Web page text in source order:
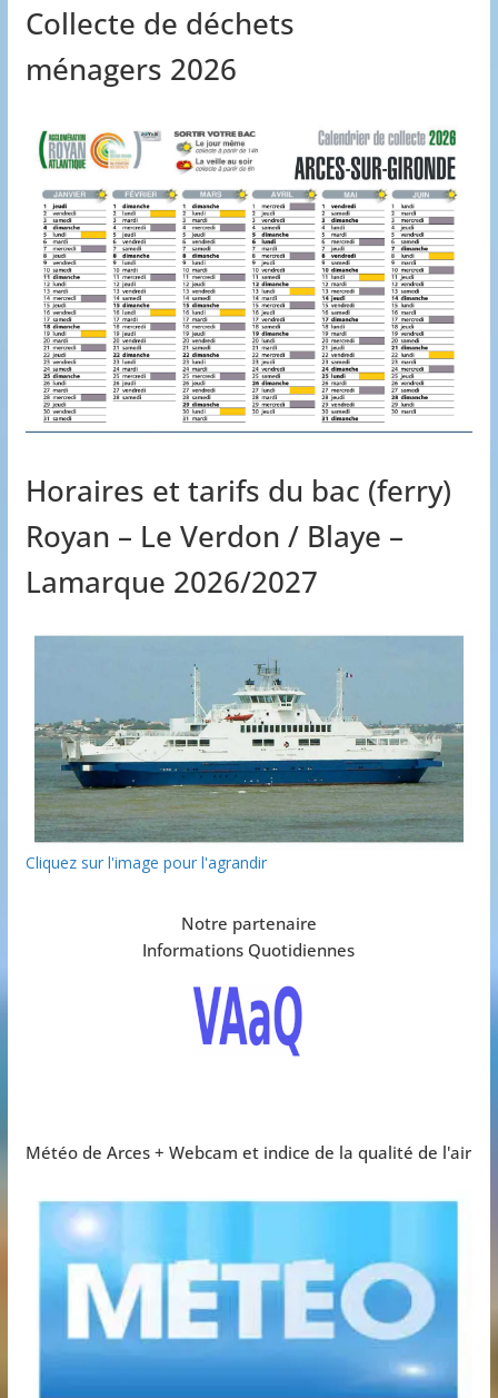
Collecte de déchets
ménagers 2026
Horaires et tarifs du bac (ferry)
Royan – Le Verdon / Blaye –
Lamarque 2026/2027
Cliquez sur l'image pour l'agrandir
Notre partenaire
Informations Quotidiennes
Météo de Arces + Webcam et indice de la qualité de l'air